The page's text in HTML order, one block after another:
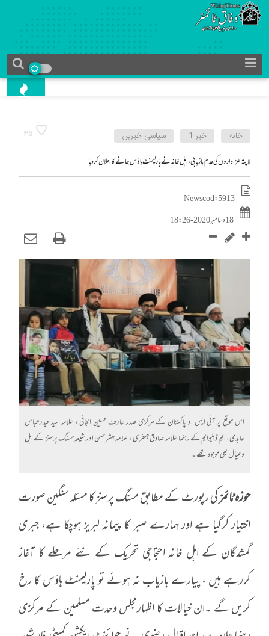
35 خانه خبر 1 سیاسی خبریں
لاپتہ عزاداروں کی عدم بازیابی ، اہل خانہ نے پارلیمنٹ ہاؤس جانےکا اعلان کردیا
News cod : 5913
18 دسامبر 2020 - 18:26
اس موقع پر آئی ایس او پاکستان کے مرکزی صدر عارف حسین الجانی ، علامہ سید حیدرعباس
عابدی، ایم ڈبلیوایم کے رہنما علامہ صادق جعفری ، علامہ مبشر حسن اور شیعہ مسنگ پرسنز کے اہل
وعیال بھی موجود تھے ۔
حوزہ ٹائمزکی رپورٹ کے مطابق مسنگ پرسنز کا مسئلہ سنگین صورت
اختیار کرگیا ہے اور ہمارے صبر کا پیمانہ لبریز ہوچکا ہے، جبری
گمشدگان کے اہل خانہ احتجاجی تحریک کے نئے مرحلے کا آغاز
کررہے ہیں ، پیارے بازیاب نہ ہوئے تو پارلیمنٹ ہاؤس کا رخ
کریں گے ۔ان خیالات کا اظہارمجلس وحدت مسلمین کے مرکزی